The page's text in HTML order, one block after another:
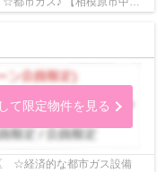
お任せ下...
て限定物件を見る
☆経済的な都市ガス設備